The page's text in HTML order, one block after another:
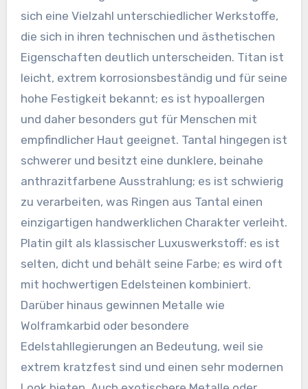
sich eine Vielzahl unterschiedlicher Werkstoffe,
die sich in ihren technischen und ästhetischen
Eigenschaften deutlich unterscheiden. Titan ist
leicht, extrem korrosionsbeständig und für seine
hohe Festigkeit bekannt; es ist hypoallergen
und daher besonders gut für Menschen mit
empfindlicher Haut geeignet. Tantal hingegen ist
schwerer und besitzt eine dunklere, beinahe
anthrazitfarbene Ausstrahlung; es ist schwierig
zu verarbeiten, was Ringen aus Tantal einen
einzigartigen handwerklichen Charakter verleiht.
Platin gilt als klassischer Luxuswerkstoff: es ist
selten, dicht und behält seine Farbe; es wird oft
mit hochwertigen Edelsteinen kombiniert.
Darüber hinaus gewinnen Metalle wie
Wolframkarbid oder besondere
Edelstahllegierungen an Bedeutung, weil sie
extrem kratzfest sind und einen sehr modernen